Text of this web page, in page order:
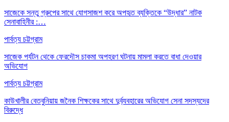
সাজেকে সন্তু গ্রুপের সাথে যোগসাজশ করে অপহৃত ব্যক্তিকে “উদ্ধার” নাটক
সেনাবাহিনীর :…
পার্বত্য চট্টগ্রাম
সাজেক পর্যটন থেকে ফেরদৌস চাকমা অপহরণ ঘটনায় মামলা করতে বাধা দেওয়ার
অভিযোগ
পার্বত্য চট্টগ্রাম
কাউখালীর বেতবুনিয়ায় জনৈক শিক্ষকের সাথে দুর্ব্যবহারের অভিযোগ সেনা সদস্যদের
বিরুদ্ধে